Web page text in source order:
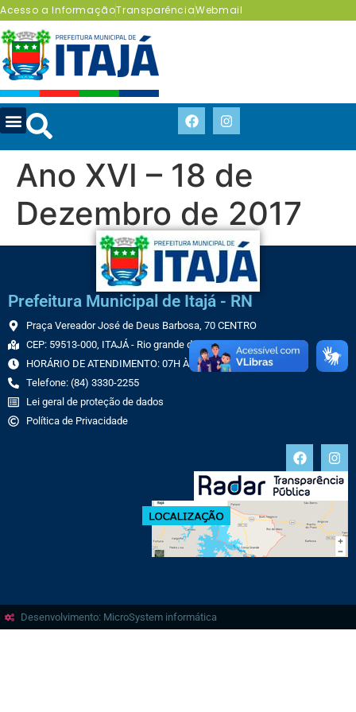
Acesso a InformaçãoTransparênciaWebmail
Ano XVI – 18 de
Dezembro de 2017
Prefeitura Municipal de Itajá - RN
Praça Vereador José de Deus Barbosa, 70 CENTRO
CEP: 59513-000, ITAJÁ - Rio grande do Norte
HORÁRIO DE ATENDIMENTO: 07H ÀS 13H
Telefone: (84) 3330-2255
Lei geral de proteção de dados
Política de Privacidade
Desenvolvimento: MicroSystem informática